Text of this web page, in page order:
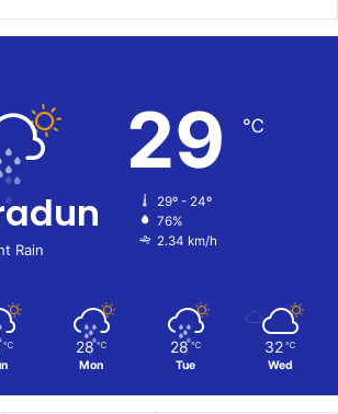
Rain
29 ℃
29º - 24º
76%
2.34 km/h
℃ 28 ℃
Mon
28 ℃
Tue
32 ℃
Wed